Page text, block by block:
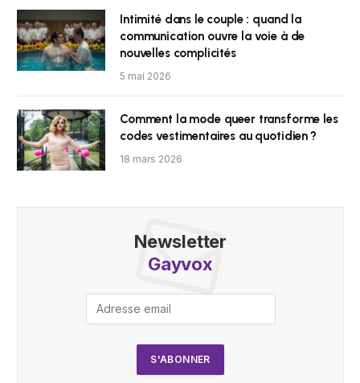
Intimité dans le couple : quand la
communication ouvre la voie à de
nouvelles complicités
5 mai 2026
Comment la mode queer transforme les
codes vestimentaires au quotidien ?
18 mars 2026
Newsletter
Gayvox